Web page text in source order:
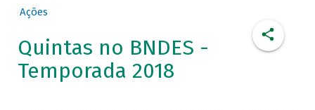
Ações
Quintas no BNDES -
Temporada 2018